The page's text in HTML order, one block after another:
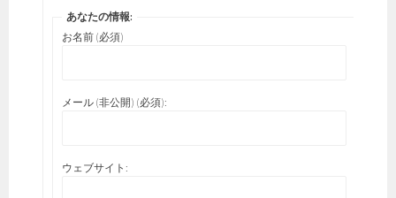
あなたの情報:
お名前 (必須)
メール (非公開) (必須):
ウェブサイト: